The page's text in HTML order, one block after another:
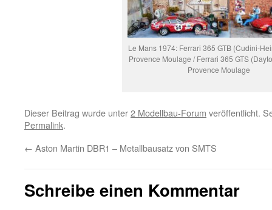
Le Mans 1974: Ferrari 365 GTB (Cudini-
Provence Moulage / Ferrari 365 GTS
Provence Moulage
Dieser Beitrag wurde unter2 Modellbau-Forum veröffentlicht.
Permalink.
← Aston Martin DBR1 – Metallbausatz von SMTS
Schreibe einen Kommentar